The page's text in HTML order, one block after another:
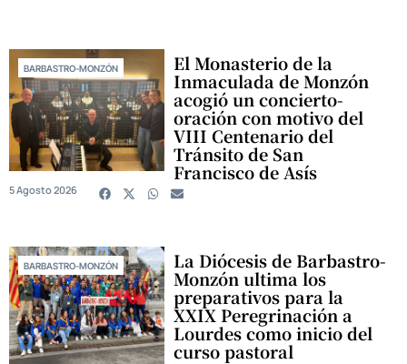
BARBASTRO-MONZÓN El Monasterio de la
Inmaculada de Monzón
acogió un concierto-
oración con motivo del
VIII Centenario del
Tránsito de San
Francisco de Asís
5 Agosto 2026
BARBASTRO-MONZÓN La Diócesis de Barbastro-
Monzón ultima los
preparativos para la
XXIX Peregrinación a
Lourdes como inicio del
curso pastoral